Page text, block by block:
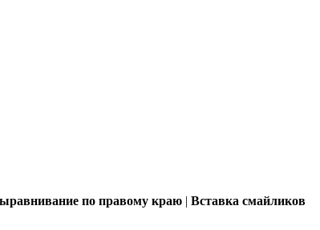
по правому краю | Вставка смайликов